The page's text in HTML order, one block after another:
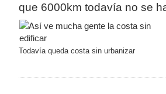
que 6000km todavía no se
Todavía queda costa sin urbanizar